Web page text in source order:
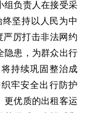
组负责人在接受采
坚持以人民为中
严厉打击非法网约
隐患，为群众出行
持续巩固整治成
牢安全出行防护
更优质的出租客运